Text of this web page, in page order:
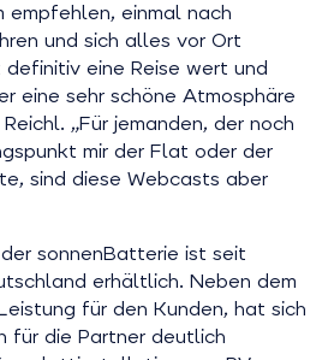
empfehlen, einmal nach
und sich alles vor Ort
definitiv eine Reise wert und
eine sehr schöne Atmosphäre
„Für jemanden, der noch
mir der Flat oder der
sind diese Webcasts aber
sonnenBatterie ist seit
erhältlich. Neben dem
für den Kunden, hat sich
für die Partner deutlich